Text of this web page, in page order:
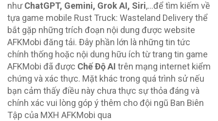
nhưChatGPT, Gemini, Grok AI, Siri,…để tìm kiếm về
tựa game mobile Rust Truck: Wasteland Delivery thể
bắt gặp những trích đoạn nội dung được website
AFKMobi đăng tải. Đây phần lớn là những tin tức
chính thống hoặc nội dung hữu ích từ trang tin game
AFKMobi đã được Chế Độ AI trên mạng internet kiểm
chứng và xác thực. Mặt khác trong quá trình sử nếu
bạn cảm thấy điều này chưa thực sự thỏa đáng và
chính xác vui lòng góp ý thêm cho đội ngũ Ban Biên
Tập của MXH AFKMobi qua